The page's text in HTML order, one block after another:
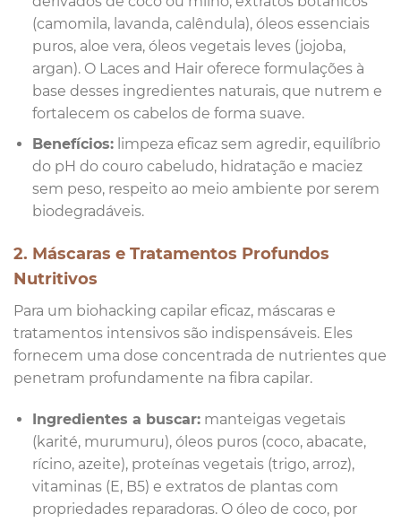
(camomila, lavanda, calêndula), óleos essenciais
puros, aloe vera, óleos vegetais leves (jojoba,
argan). O Laces and Hair oferece formulações à
base desses ingredientes naturais, que nutrem e
fortalecem os cabelos de forma suave.
Benefícios:limpeza eficaz sem agredir, equilíbrio
do pH do couro cabeludo, hidratação e maciez
sem peso, respeito ao meio ambiente por serem
biodegradáveis.
2. Máscaras e Tratamentos Profundos
Nutritivos
Para um biohacking capilar eficaz, máscaras e
tratamentos intensivos são indispensáveis. Eles
fornecem uma dose concentrada de nutrientes que
penetram profundamente na fibra capilar.
Ingredientes a buscar:manteigas vegetais
(karité, murumuru), óleos puros (coco, abacate,
rícino, azeite), proteínas vegetais (trigo, arroz),
vitaminas (E, B5) e extratos de plantas com
propriedades reparadoras. O óleo de coco, por